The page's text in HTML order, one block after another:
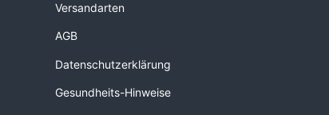
Versandarten
AGB
Datenschutzerklärung
Gesundheits-Hinweise